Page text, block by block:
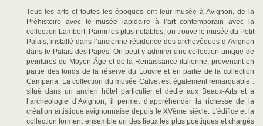
Tous les arts et toutes les époques ont leur musée à Avignon, de la
Préhistoire avec le musée lapidaire à l’art contemporain avec la
collection Lambert. Parmi les plus notables, on trouve le musée du Petit
Palais, installé dans l’ancienne résidence des archevêques d’Avignon
dans le Palais des Papes. On peut y admirer une collection unique de
peintures du Moyen-Âge et de la Renaissance italienne, provenant en
partie des fonds de la réserve du Louvre et en partie de la collection
Campana. La collection du musée Calvet est également remarquable :
situé dans un ancien hôtel particulier et dédié aux Beaux-Arts et à
l’archéologie d’Avignon, il permet d’appréhender la richesse de la
création artistique avignonnaise depuis le XVème siècle. L'édifice et la
collection forment ensemble un des lieux les plus poétiques et chargés